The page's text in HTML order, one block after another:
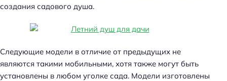
создания садового душа.
Следующие модели в отличие от предыдущих не
являются такими мобильными, хотя также могут быть
установлены в любом уголке сада. Модели изготовлены